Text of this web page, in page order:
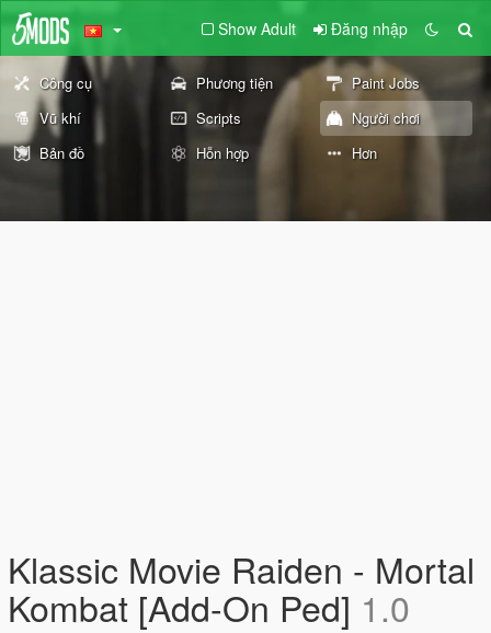
Show Adult Đăng nhập
Công cụ Phương tiện
Paint Jobs
Vũ khí
Scripts
Người chơi
Bản đồ
Hỗn hợp Hơn
Klassic Movie Raiden - Mortal
Kombat [Add-On Ped] 1.0